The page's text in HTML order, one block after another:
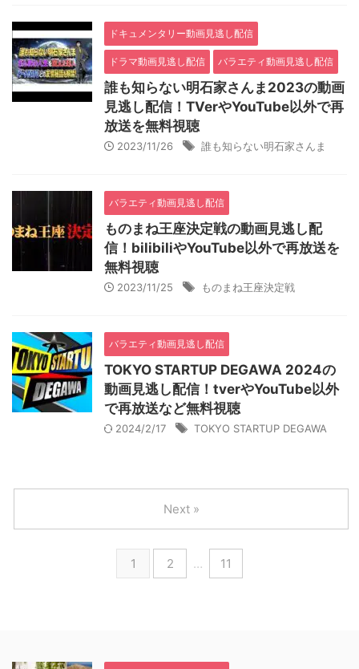
ドキュメンタリー動画見逃し配信
ドラマ動画見逃し配信 バラエティ動画見逃し配信
誰も知らない明石家さんま2023の動画
見逃し配信！TVerやYouTube以外で再
放送を無料視聴
2023/11/26 誰も知らない明石家さんま
バラエティ動画見逃し配信
ものまね王座決定戦の動画見逃し配
信！bilibiliやYouTube以外で再放送を
無料視聴
2023/11/25 ものまね王座決定戦
バラエティ動画見逃し配信
TOKYO STARTUP DEGAWA 2024の
動画見逃し配信！tverやYouTube以外
で再放送など無料視聴
2024/2/17 TOKYO STARTUP DEGAWA
1 2 … 11
Next »